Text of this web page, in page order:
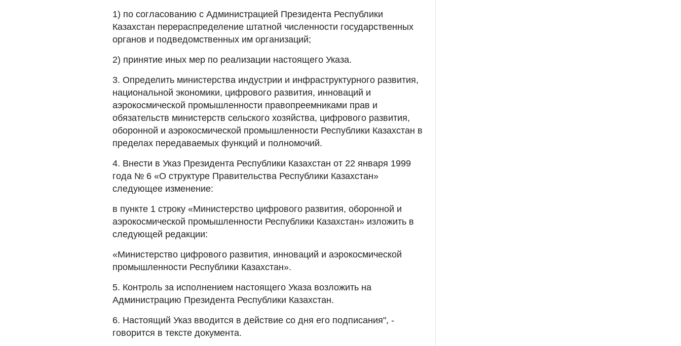
1) по согласованию с Администрацией Президента Республики
Казахстан перераспределение штатной численности государственных
органов и подведомственных им организаций;
2) принятие иных мер по реализации настоящего Указа.
3. Определить министерства индустрии и инфраструктурного развития,
национальной экономики, цифрового развития, инноваций и
аэрокосмической промышленности правопреемниками прав и
обязательств министерств сельского хозяйства, цифрового развития,
оборонной и аэрокосмической промышленности Республики Казахстан в
пределах передаваемых функций и полномочий.
4. Внести в Указ Президента Республики Казахстан от 22 января 1999
года № 6 «О структуре Правительства Республики Казахстан»
следующее изменение:
в пункте 1 строку «Министерство цифрового развития, оборонной и
аэрокосмической промышленности Республики Казахстан» изложить в
следующей редакции:
«Министерство цифрового развития, инноваций и аэрокосмической
промышленности Республики Казахстан».
5. Контроль за исполнением настоящего Указа возложить на
Администрацию Президента Республики Казахстан.
6. Настоящий Указ вводится в действие со дня его подписания", -
говорится в тексте документа.